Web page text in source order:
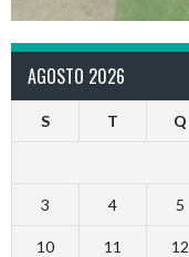
AGOSTO 2026
S T Q
3 4 5
10 11 12